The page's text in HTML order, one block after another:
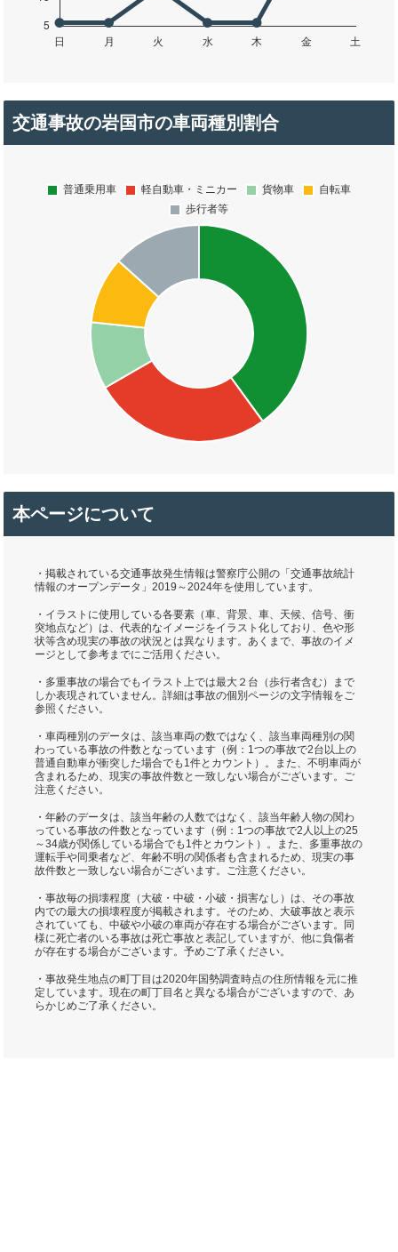
交通事故の岩国市の車両種別割合
本ページについて
・掲載されている交通事故発生情報は警察庁公開の「交通事故統計
情報のオープンデータ」2019～2024年を使用しています。
・イラストに使用している各要素（車、背景、車、天候、信号、衝
突地点など）は、代表的なイメージをイラスト化しており、色や形
状等含め現実の事故の状況とは異なります。あくまで、事故のイメ
ージとして参考までにご活用ください。
・多重事故の場合でもイラスト上では最大２台（歩行者含む）まで
しか表現されていません。詳細は事故の個別ページの文字情報をご
参照ください。
・車両種別のデータは、該当車両の数ではなく、該当車両種別の関
わっている事故の件数となっています（例：1つの事故で2台以上の
普通自動車が衝突した場合でも1件とカウント）。また、不明車両が
含まれるため、現実の事故件数と一致しない場合がございます。ご
注意ください。
・年齢のデータは、該当年齢の人数ではなく、該当年齢人物の関わ
っている事故の件数となっています（例：1つの事故で2人以上の25
～34歳が関係している場合でも1件とカウント）。また、多重事故の
運転手や同乗者など、年齢不明の関係者も含まれるため、現実の事
故件数と一致しない場合がございます。ご注意ください。
・事故毎の損壊程度（大破・中破・小破・損害なし）は、その事故
内での最大の損壊程度が掲載されます。そのため、大破事故と表示
されていても、中破や小破の車両が存在する場合がございます。同
様に死亡者のいる事故は死亡事故と表記していますが、他に負傷者
が存在する場合がございます。予めご了承ください。
・事故発生地点の町丁目は2020年国勢調査時点の住所情報を元に推
定しています。現在の町丁目名と異なる場合がございますので、あ
らかじめご了承ください。